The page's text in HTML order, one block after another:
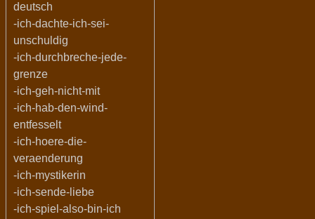
deutsch
-ich-dachte-ich-sei-
unschuldig
-ich-durchbreche-jede-
grenze
-ich-geh-nicht-mit
-ich-hab-den-wind-
entfesselt
-ich-hoere-die-
veraenderung
-ich-mystikerin
-ich-sende-liebe
-ich-spiel-also-bin-ich